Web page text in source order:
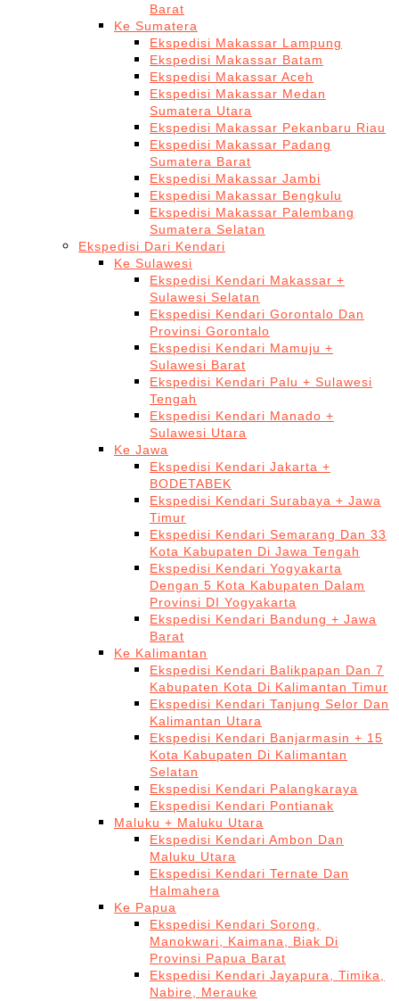
Barat
Ke Sumatera
Ekspedisi Makassar Lampung
Ekspedisi Makassar Batam
Ekspedisi Makassar Aceh
Ekspedisi Makassar Medan
Sumatera Utara
Ekspedisi Makassar Pekanbaru Riau
Ekspedisi Makassar Padang
Sumatera Barat
Ekspedisi Makassar Jambi
Ekspedisi Makassar Bengkulu
Ekspedisi Makassar Palembang
Sumatera Selatan
Ekspedisi Dari Kendari
Ke Sulawesi
Ekspedisi Kendari Makassar +
Sulawesi Selatan
Ekspedisi Kendari Gorontalo Dan
Provinsi Gorontalo
Ekspedisi Kendari Mamuju +
Sulawesi Barat
Ekspedisi Kendari Palu + Sulawesi
Tengah
Ekspedisi Kendari Manado +
Sulawesi Utara
Ke Jawa
Ekspedisi Kendari Jakarta +
BODETABEK
Ekspedisi Kendari Surabaya + Jawa
Timur
Ekspedisi Kendari Semarang Dan 33
Kota Kabupaten Di Jawa Tengah
Ekspedisi Kendari Yogyakarta
Dengan 5 Kota Kabupaten Dalam
Provinsi DI Yogyakarta
Ekspedisi Kendari Bandung + Jawa
Barat
Ke Kalimantan
Ekspedisi Kendari Balikpapan Dan 7
Kabupaten Kota Di Kalimantan Timur
Ekspedisi Kendari Tanjung Selor Dan
Kalimantan Utara
Ekspedisi Kendari Banjarmasin + 15
Kota Kabupaten Di Kalimantan
Selatan
Ekspedisi Kendari Palangkaraya
Ekspedisi Kendari Pontianak
Maluku + Maluku Utara
Ekspedisi Kendari Ambon Dan
Maluku Utara
Ekspedisi Kendari Ternate Dan
Halmahera
Ke Papua
Ekspedisi Kendari Sorong,
Manokwari, Kaimana, Biak Di
Provinsi Papua Barat
Ekspedisi Kendari Jayapura, Timika,
Nabire, Merauke